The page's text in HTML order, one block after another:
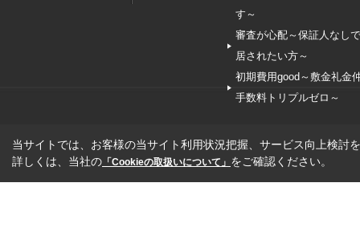
す～
審査が心配～保証人なし
居されたい方～
初期費用good～敷金礼金
手数料トリプルゼロ～
当サイトでは、お客様の当サイト利用状況把握、サービス向上検討
詳しくは、当社の 「Cookieの取扱いについて」 をご確認ください。